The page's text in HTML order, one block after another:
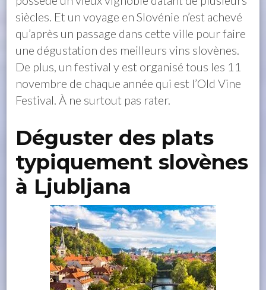
siècles. Et un voyage en Slovénie n’est achevé
qu’après un passage dans cette ville pour faire
une dégustation des meilleurs vins slovènes.
De plus, un festival y est organisé tous les 11
novembre de chaque année qui est l’Old Vine
Festival. À ne surtout pas rater.
Déguster des plats
typiquement slovènes
à Ljubljana